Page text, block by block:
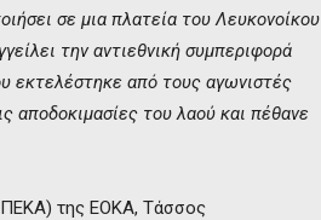
σε μια πλατεία του Λευκονοίκου
την αντιεθνική συμπεριφορά
εκτελέστηκε από τους αγωνιστές
του λαού και πέθανε
της ΕΟΚΑ, Τάσσος